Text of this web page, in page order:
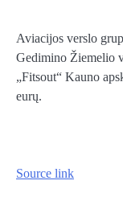
Aviacijos verslo
Gedimino Žiemelio
„Fitsout“ Kauno
eurų.
Source link